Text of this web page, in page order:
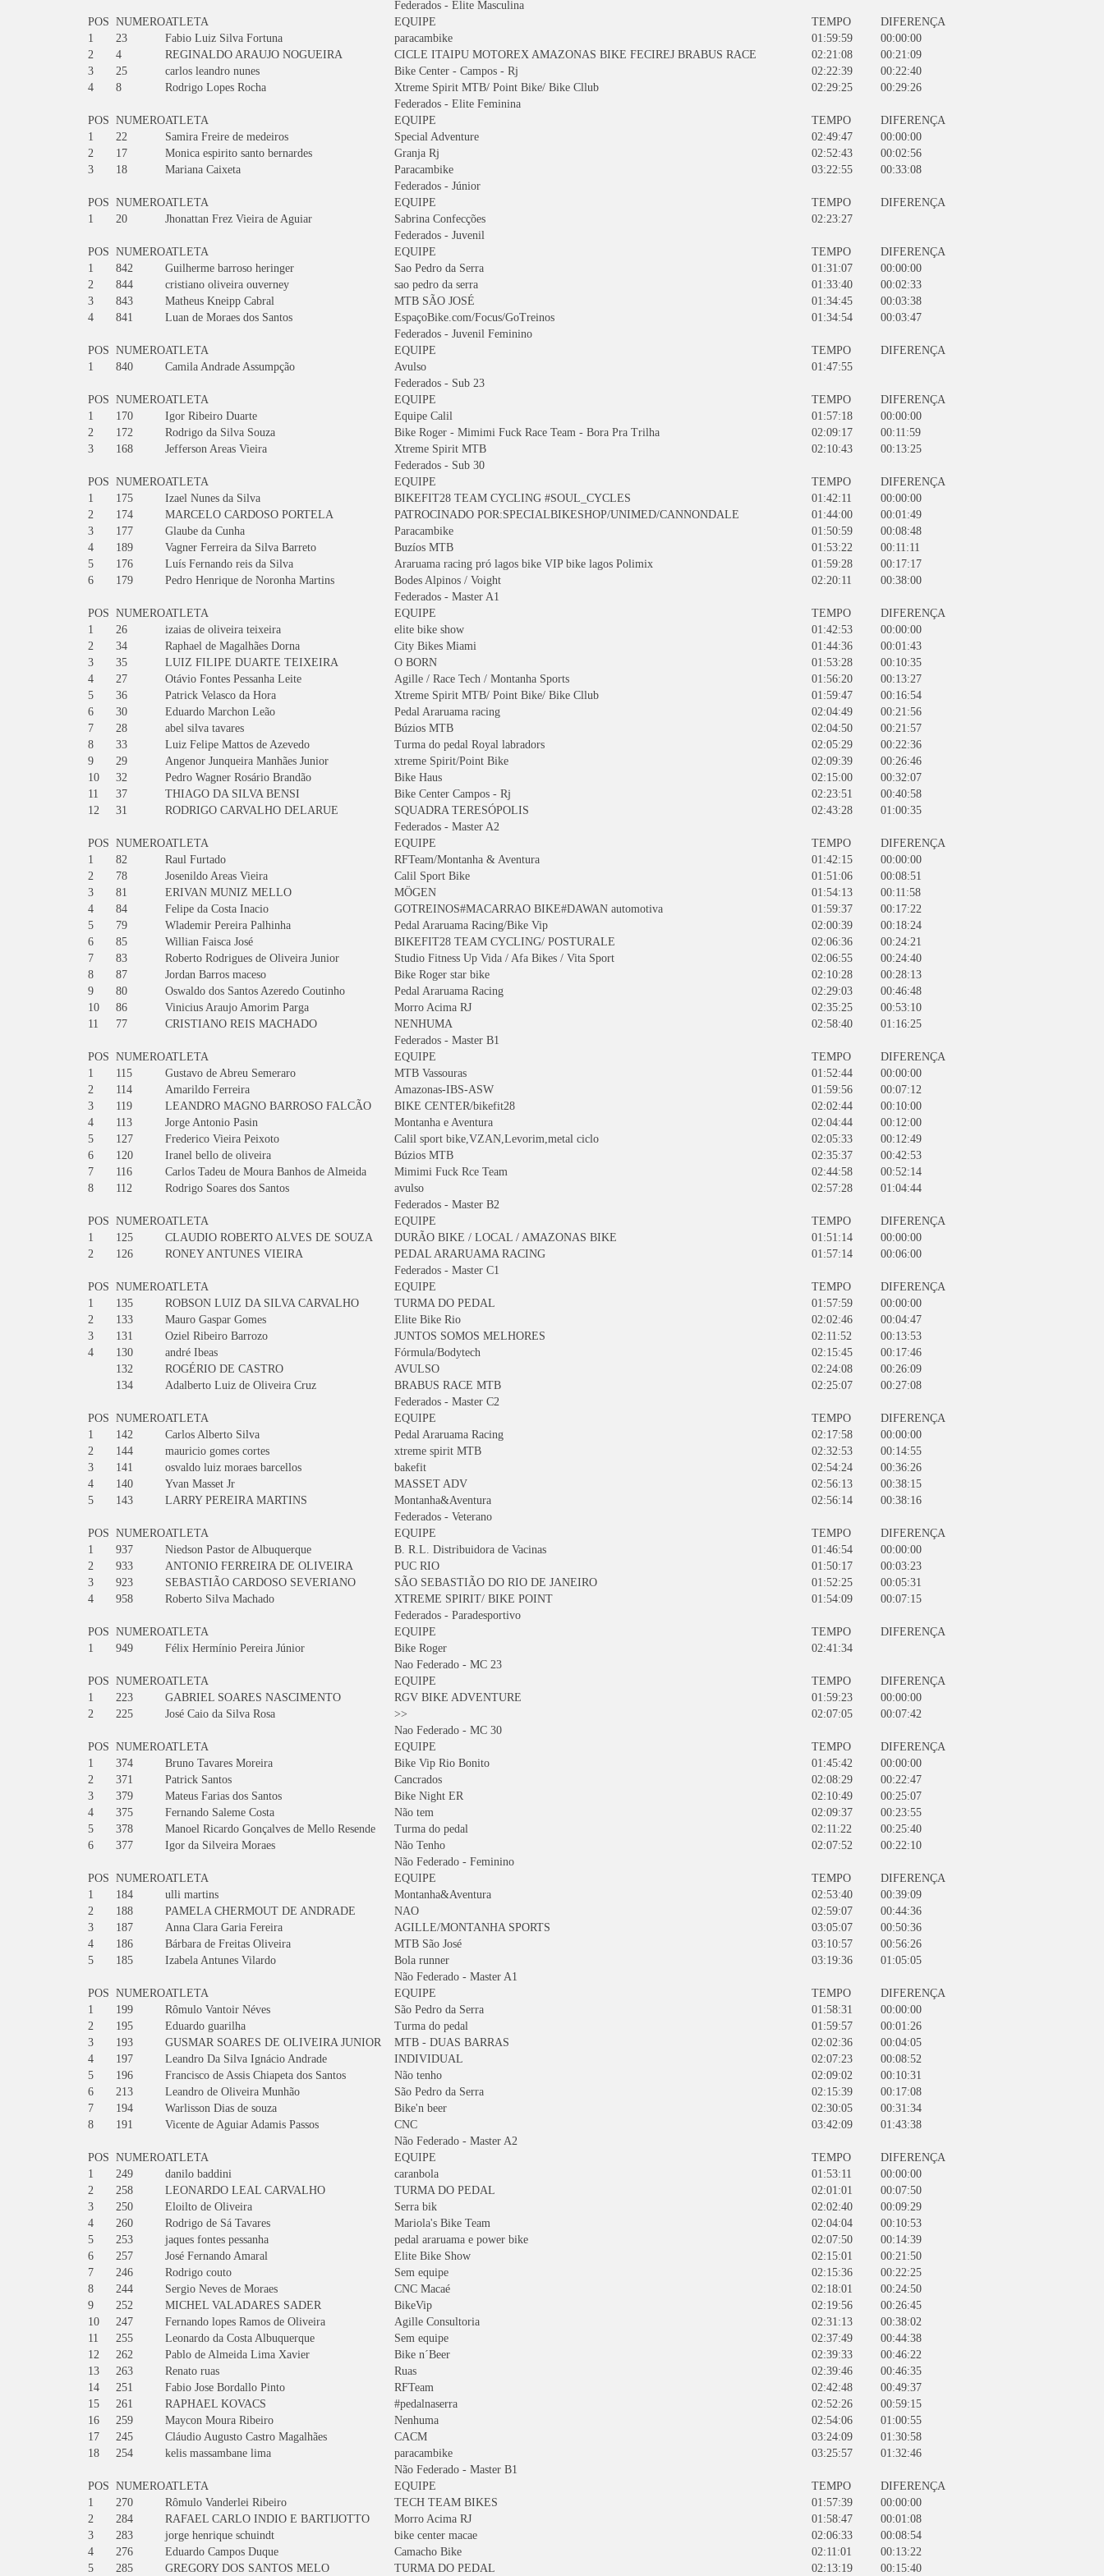
Federados - Elite Masculina
POS NUMEROATLETA EQUIPE TEMPO
DIFERENÇA
1
23 Fabio Luiz Silva Fortuna paracambike 01:59:59
00:00:00
2
4 REGINALDO ARAUJO NOGUEIRA CICLE ITAIPU MOTOREX AMAZONAS BIKE FECIREJ BRABUS RACE 02:21:08
00:21:09
3
25 carlos leandro nunes Bike Center - Campos - Rj 02:22:39
00:22:40
4
8 Rodrigo Lopes Rocha Xtreme Spirit MTB/ Point Bike/ Bike Cllub 02:29:25
00:29:26
Federados - Elite Feminina
POS NUMEROATLETA EQUIPE TEMPO
DIFERENÇA
1
22 Samira Freire de medeiros Special Adventure 02:49:47
00:00:00
2
17 Monica espirito santo bernardes Granja Rj 02:52:43
00:02:56
3
18 Mariana Caixeta Paracambike 03:22:55
00:33:08
Federados - Júnior
POS NUMEROATLETA EQUIPE TEMPO
DIFERENÇA
1
20 Jhonattan Frez Vieira de Aguiar Sabrina Confecções
02:23:27
Federados - Juvenil
POS NUMEROATLETA EQUIPE TEMPO
DIFERENÇA
1
842 Guilherme barroso heringer Sao Pedro da Serra 01:31:07
00:00:00
2
844 cristiano oliveira ouverney sao pedro da serra 01:33:40
00:02:33
3
843 Matheus Kneipp Cabral MTB SÃO JOSÉ 01:34:45
00:03:38
4
841 Luan de Moraes dos Santos EspaçoBike.com/Focus/GoTreinos 01:34:54
00:03:47
Federados - Juvenil Feminino
POS NUMEROATLETA EQUIPE TEMPO
DIFERENÇA
1
840 Camila Andrade Assumpção Avulso
01:47:55
Federados - Sub 23
POS NUMEROATLETA EQUIPE TEMPO
DIFERENÇA
1
170 Igor Ribeiro Duarte Equipe Calil 01:57:18
00:00:00
2
172 Rodrigo da Silva Souza Bike Roger - Mimimi Fuck Race Team - Bora Pra Trilha 02:09:17
00:11:59
3
168 Jefferson Areas Vieira Xtreme Spirit MTB 02:10:43
00:13:25
Federados - Sub 30
POS NUMEROATLETA EQUIPE TEMPO
DIFERENÇA
1
175 Izael Nunes da Silva BIKEFIT28 TEAM CYCLING #SOUL_CYCLES 01:42:11
00:00:00
2
174 MARCELO CARDOSO PORTELA PATROCINADO POR:SPECIALBIKESHOP/UNIMED/CANNONDALE 01:44:00
00:01:49
3
177 Glaube da Cunha Paracambike 01:50:59
00:08:48
4
189 Vagner Ferreira da Silva Barreto Buzíos MTB 01:53:22
00:11:11
5
176 Luís Fernando reis da Silva Araruama racing pró lagos bike VIP bike lagos Polimix 01:59:28
00:17:17
6
179 Pedro Henrique de Noronha Martins Bodes Alpinos / Voight 02:20:11
00:38:00
Federados - Master A1
POS NUMEROATLETA EQUIPE TEMPO
DIFERENÇA
1
26 izaias de oliveira teixeira elite bike show 01:42:53
00:00:00
2
34 Raphael de Magalhães Dorna City Bikes Miami 01:44:36
00:01:43
3
35 LUIZ FILIPE DUARTE TEIXEIRA O BORN 01:53:28
00:10:35
4
27 Otávio Fontes Pessanha Leite Agille / Race Tech / Montanha Sports 01:56:20
00:13:27
5
36 Patrick Velasco da Hora Xtreme Spirit MTB/ Point Bike/ Bike Cllub 01:59:47
00:16:54
6
30 Eduardo Marchon Leão Pedal Araruama racing 02:04:49
00:21:56
7
28 abel silva tavares Búzios MTB 02:04:50
00:21:57
8
33 Luiz Felipe Mattos de Azevedo Turma do pedal Royal labradors 02:05:29
00:22:36
9
29 Angenor Junqueira Manhães Junior xtreme Spirit/Point Bike 02:09:39
00:26:46
10
32 Pedro Wagner Rosário Brandão Bike Haus 02:15:00
00:32:07
11
37 THIAGO DA SILVA BENSI Bike Center Campos - Rj 02:23:51
00:40:58
12
31 RODRIGO CARVALHO DELARUE SQUADRA TERESÓPOLIS 02:43:28
01:00:35
Federados - Master A2
POS NUMEROATLETA EQUIPE TEMPO
DIFERENÇA
1
82 Raul Furtado RFTeam/Montanha & Aventura 01:42:15
00:00:00
2
78 Josenildo Areas Vieira Calil Sport Bike 01:51:06
00:08:51
3
81 ERIVAN MUNIZ MELLO MÖGEN 01:54:13
00:11:58
4
84 Felipe da Costa Inacio GOTREINOS#MACARRAO BIKE#DAWAN automotiva 01:59:37
00:17:22
5
79 Wlademir Pereira Palhinha Pedal Araruama Racing/Bike Vip 02:00:39
00:18:24
6
85 Willian Faisca José BIKEFIT28 TEAM CYCLING/ POSTURALE 02:06:36
00:24:21
7
83 Roberto Rodrigues de Oliveira Junior Studio Fitness Up Vida / Afa Bikes / Vita Sport 02:06:55
00:24:40
8
87 Jordan Barros maceso Bike Roger star bike 02:10:28
00:28:13
9
80 Oswaldo dos Santos Azeredo Coutinho Pedal Araruama Racing 02:29:03
00:46:48
10
86 Vinicius Araujo Amorim Parga Morro Acima RJ 02:35:25
00:53:10
11
77 CRISTIANO REIS MACHADO NENHUMA 02:58:40
01:16:25
Federados - Master B1
POS NUMEROATLETA EQUIPE TEMPO
DIFERENÇA
1
115 Gustavo de Abreu Semeraro MTB Vassouras 01:52:44
00:00:00
2
114 Amarildo Ferreira Amazonas-IBS-ASW 01:59:56
00:07:12
3
119 LEANDRO MAGNO BARROSO FALCÃO BIKE CENTER/bikefit28 02:02:44
00:10:00
4
113 Jorge Antonio Pasin Montanha e Aventura 02:04:44
00:12:00
5
127 Frederico Vieira Peixoto Calil sport bike,VZAN,Levorim,metal ciclo 02:05:33
00:12:49
6
120 Iranel bello de oliveira Búzios MTB 02:35:37
00:42:53
7
116 Carlos Tadeu de Moura Banhos de Almeida Mimimi Fuck Rce Team 02:44:58
00:52:14
8
112 Rodrigo Soares dos Santos avulso 02:57:28
01:04:44
Federados - Master B2
POS NUMEROATLETA EQUIPE TEMPO
DIFERENÇA
1
125 CLAUDIO ROBERTO ALVES DE SOUZA DURÃO BIKE / LOCAL / AMAZONAS BIKE 01:51:14
00:00:00
2
126 RONEY ANTUNES VIEIRA PEDAL ARARUAMA RACING 01:57:14
00:06:00
Federados - Master C1
POS NUMEROATLETA EQUIPE TEMPO
DIFERENÇA
1
135 ROBSON LUIZ DA SILVA CARVALHO TURMA DO PEDAL 01:57:59
00:00:00
2
133 Mauro Gaspar Gomes Elite Bike Rio 02:02:46
00:04:47
3
131 Oziel Ribeiro Barrozo JUNTOS SOMOS MELHORES 02:11:52
00:13:53
4
130 andré Ibeas Fórmula/Bodytech 02:15:45
00:17:46
132
ROGÉRIO DE CASTRO AVULSO 02:24:08
00:26:09
134
Adalberto Luiz de Oliveira Cruz BRABUS RACE MTB 02:25:07
00:27:08
Federados - Master C2
POS NUMEROATLETA EQUIPE TEMPO
DIFERENÇA
1
142 Carlos Alberto Silva Pedal Araruama Racing 02:17:58
00:00:00
2
144 mauricio gomes cortes xtreme spirit MTB 02:32:53
00:14:55
3
141 osvaldo luiz moraes barcellos bakefit 02:54:24
00:36:26
4
140 Yvan Masset Jr MASSET ADV 02:56:13
00:38:15
5
143 LARRY PEREIRA MARTINS Montanha&Aventura 02:56:14
00:38:16
Federados - Veterano
POS NUMEROATLETA EQUIPE TEMPO
DIFERENÇA
1
937 Niedson Pastor de Albuquerque B. R.L. Distribuidora de Vacinas 01:46:54
00:00:00
2
933 ANTONIO FERREIRA DE OLIVEIRA PUC RIO 01:50:17
00:03:23
3
923 SEBASTIÃO CARDOSO SEVERIANO SÃO SEBASTIÃO DO RIO DE JANEIRO 01:52:25
00:05:31
4
958 Roberto Silva Machado XTREME SPIRIT/ BIKE POINT 01:54:09
00:07:15
Federados - Paradesportivo
POS NUMEROATLETA EQUIPE TEMPO
DIFERENÇA
1
949 Félix Hermínio Pereira Júnior Bike Roger
02:41:34
Nao Federado - MC 23
POS NUMEROATLETA EQUIPE TEMPO
DIFERENÇA
1
223 GABRIEL SOARES NASCIMENTO RGV BIKE ADVENTURE 01:59:23
00:00:00
2
225 José Caio da Silva Rosa >> 02:07:05
00:07:42
Nao Federado - MC 30
POS NUMEROATLETA EQUIPE TEMPO
DIFERENÇA
1
374 Bruno Tavares Moreira Bike Vip Rio Bonito 01:45:42
00:00:00
2
371 Patrick Santos Cancrados 02:08:29
00:22:47
3
379 Mateus Farias dos Santos Bike Night ER 02:10:49
00:25:07
4
375 Fernando Saleme Costa Não tem 02:09:37
00:23:55
5
378 Manoel Ricardo Gonçalves de Mello Resende Turma do pedal 02:11:22
00:25:40
6
377 Igor da Silveira Moraes Não Tenho 02:07:52
00:22:10
Não Federado - Feminino
POS NUMEROATLETA EQUIPE TEMPO
DIFERENÇA
1
184 ulli martins Montanha&Aventura 02:53:40
00:39:09
2
188 PAMELA CHERMOUT DE ANDRADE NAO 02:59:07
00:44:36
3
187 Anna Clara Garia Fereira AGILLE/MONTANHA SPORTS 03:05:07
00:50:36
4
186 Bárbara de Freitas Oliveira MTB São José 03:10:57
00:56:26
5
185 Izabela Antunes Vilardo Bola runner 03:19:36
01:05:05
Não Federado - Master A1
POS NUMEROATLETA EQUIPE TEMPO
DIFERENÇA
1
199 Rômulo Vantoir Néves São Pedro da Serra 01:58:31
00:00:00
2
195 Eduardo guarilha Turma do pedal 01:59:57
00:01:26
3
193 GUSMAR SOARES DE OLIVEIRA JUNIOR MTB - DUAS BARRAS 02:02:36
00:04:05
4
197 Leandro Da Silva Ignácio Andrade INDIVIDUAL 02:07:23
00:08:52
5
196 Francisco de Assis Chiapeta dos Santos Não tenho 02:09:02
00:10:31
6
213 Leandro de Oliveira Munhão São Pedro da Serra 02:15:39
00:17:08
7
194 Warlisson Dias de souza Bike'n beer 02:30:05
00:31:34
8
191 Vicente de Aguiar Adamis Passos CNC 03:42:09
01:43:38
Não Federado - Master A2
POS NUMEROATLETA EQUIPE TEMPO
DIFERENÇA
1
249 danilo baddini caranbola 01:53:11
00:00:00
2
258 LEONARDO LEAL CARVALHO TURMA DO PEDAL 02:01:01
00:07:50
3
250 Eloilto de Oliveira Serra bik 02:02:40
00:09:29
4
260 Rodrigo de Sá Tavares Mariola's Bike Team 02:04:04
00:10:53
5
253 jaques fontes pessanha pedal araruama e power bike 02:07:50
00:14:39
6
257 José Fernando Amaral Elite Bike Show 02:15:01
00:21:50
7
246 Rodrigo couto Sem equipe 02:15:36
00:22:25
8
244 Sergio Neves de Moraes CNC Macaé 02:18:01
00:24:50
9
252 MICHEL VALADARES SADER BikeVip 02:19:56
00:26:45
10
247 Fernando lopes Ramos de Oliveira Agille Consultoria 02:31:13
00:38:02
11
255 Leonardo da Costa Albuquerque Sem equipe 02:37:49
00:44:38
12
262 Pablo de Almeida Lima Xavier Bike n´Beer 02:39:33
00:46:22
13
263 Renato ruas Ruas 02:39:46
00:46:35
14
251 Fabio Jose Bordallo Pinto RFTeam 02:42:48
00:49:37
15
261 RAPHAEL KOVACS #pedalnaserra 02:52:26
00:59:15
16
259 Maycon Moura Ribeiro Nenhuma 02:54:06
01:00:55
17
245 Cláudio Augusto Castro Magalhães CACM 03:24:09
01:30:58
18
254 kelis massambane lima paracambike 03:25:57
01:32:46
Não Federado - Master B1
POS NUMEROATLETA EQUIPE TEMPO
DIFERENÇA
1
270 Rômulo Vanderlei Ribeiro TECH TEAM BIKES 01:57:39
00:00:00
2
284 RAFAEL CARLO INDIO E BARTIJOTTO Morro Acima RJ 01:58:47
00:01:08
3
283 jorge henrique schuindt bike center macae 02:06:33
00:08:54
4
276 Eduardo Campos Duque Camacho Bike 02:11:01
00:13:22
5
285 GREGORY DOS SANTOS MELO TURMA DO PEDAL 02:13:19 00:15:40